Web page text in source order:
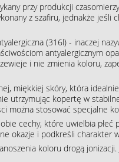
przy produkcji
z szafiru, jednakże jeśli
(316l) - inaczej
antyalergicznym
i nie zmienia koloru,
miękkiej skóry, która
utrzymując kopertę w
można stosować specjalne
cechy, które uwielbia płeć
okazje i podkreśli charakter
koloru drogą